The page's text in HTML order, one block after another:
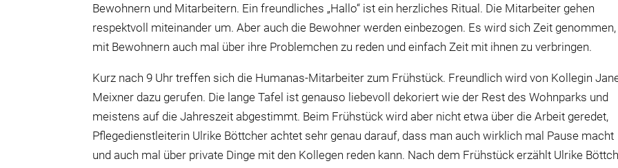
Bewohnern und Mitarbeitern. Ein freundliches „Hallo“ ist ein herzliches Ritual. Die Mitarbeiter gehen
respektvoll miteinander um. Aber auch die Bewohner werden einbezogen. Es wird sich Zeit genommen,
mit Bewohnern auch mal über ihre Problemchen zu reden und einfach Zeit mit ihnen zu verbringen.
Kurz nach 9 Uhr treffen sich die Humanas-Mitarbeiter zum Frühstück. Freundlich wird von Kollegin
Meixner dazu gerufen. Die lange Tafel ist genauso liebevoll dekoriert wie der Rest des Wohnparks und
meistens auf die Jahreszeit abgestimmt. Beim Frühstück wird aber nicht etwa über die Arbeit geredet,
Pflegedienstleiterin Ulrike Böttcher achtet sehr genau darauf, dass man auch wirklich mal Pause macht
und auch mal über private Dinge mit den Kollegen reden kann. Nach dem Frühstück erzählt Ulrike